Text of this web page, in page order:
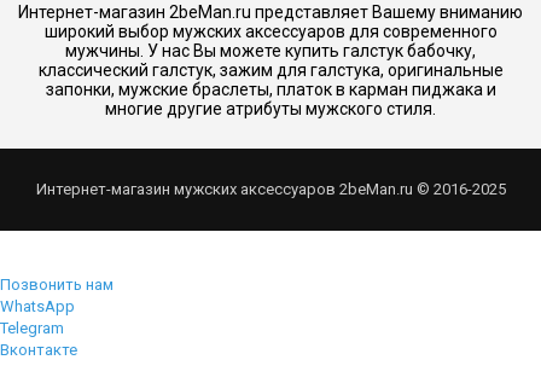
Интернет-магазин 2beMan.ru представляет Вашему вниманию
широкий выбор мужских аксессуаров для современного
мужчины. У нас Вы можете купить галстук бабочку,
классический галстук, зажим для галстука, оригинальные
запонки, мужские браслеты, платок в карман пиджака и
многие другие атрибуты мужского стиля.
Интернет-магазин мужских аксессуаров 2beMan.ru © 2016-2025
Позвонить нам
WhatsApp
Telegram
Вконтакте